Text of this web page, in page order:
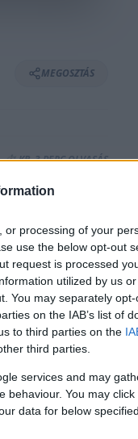
or processing of your
use the below opt-out
request is processed
utilized by us
You may separately
on the IAB’s list of
to third parties on the
third parties.
services and may
behaviour. You may
data for below
MEGOSZTÁS
⏱️ KB. 3 PERC OLVASÁS
F1-es
semmi
esik az eső
Az idén
ami
a